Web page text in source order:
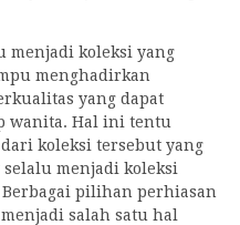
menjadi koleksi yang
menghadirkan
yang dapat
wanita. Hal ini tentu
koleksi tersebut yang
menjadi koleksi
pilihan perhiasan
salah satu hal